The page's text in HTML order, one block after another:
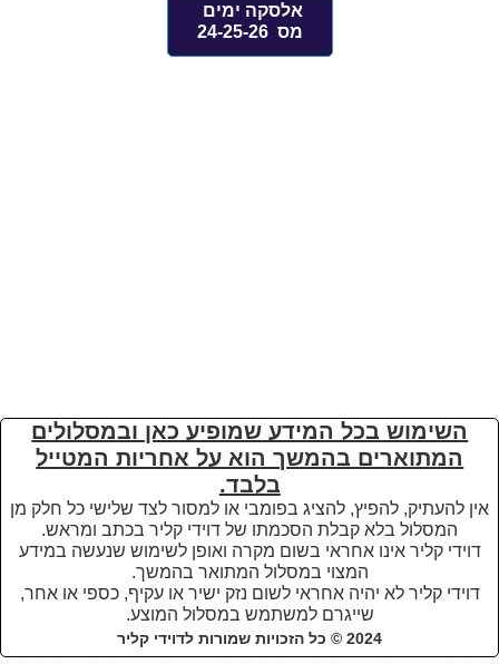
אלסקה ימים
מס 24-25-26
השימוש בכל המידע שמופיע כאן ובמסלולים
המתוארים בהמשך הוא על אחריות המטייל
בלבד.
אין להעתיק, להפיץ, להציג בפומבי או למסור לצד שלישי כל חלק מן
המסלול בלא קבלת הסכמתו של דוידי קליר בכתב ומראש.
דוידי קליר אינו אחראי בשום מקרה ואופן לשימוש שנעשה במידע
המצוי במסלול המתואר בהמשך.
דוידי קליר לא יהיה אחראי לשום נזק ישיר או עקיף, כספי או אחר,
שייגרם למשתמש במסלול המוצע.
2024 © כל הזכויות שמורות לדוידי קליר